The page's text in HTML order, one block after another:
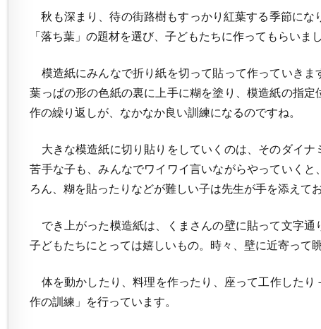
秋も深まり、待の街路樹もすっかり紅葉する季節にな
「落ち葉」の題材を選び、子どもたちに作ってもらいまし
模造紙にみんなで折り紙を切って貼って作っていきま
葉っぱの形の色紙の裏に上手に糊を塗り、模造紙の指
作の繰り返しが、なかなか良い訓練になるのですね。
大きな模造紙に切り貼りをしていくのは、そのダイナ
苦手な子も、みんなでワイワイ言いながらやっていく
ろん、糊を貼ったりなどが難しい子は先生が手を添えて
でき上がった模造紙は、くまさんの壁に貼って文字通
子どもたちにとっては嬉しいもの。時々、壁に近寄って
体を動かしたり、料理を作ったり、座って工作したり
作の訓練」を行っています。